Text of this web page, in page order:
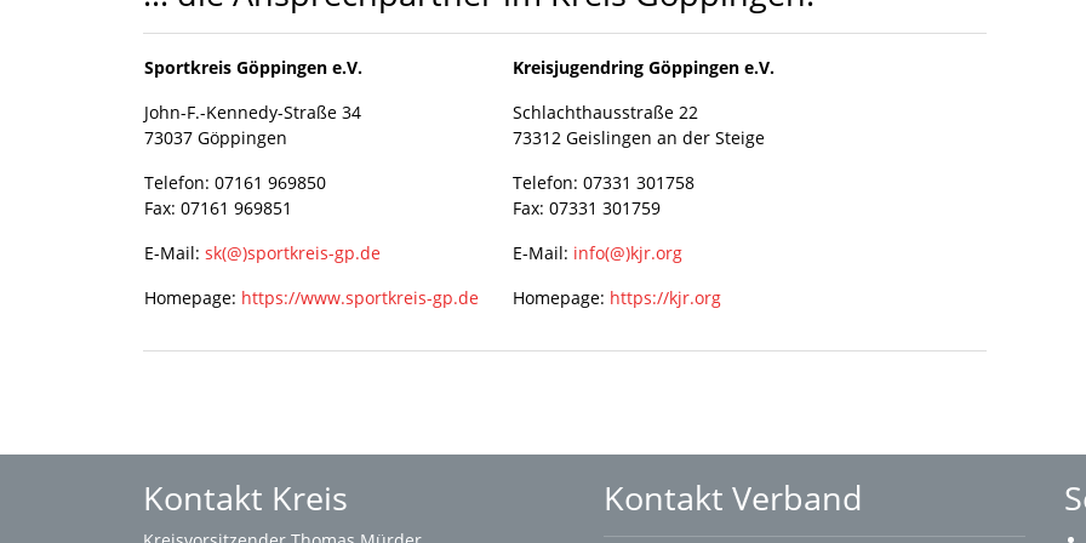
Sportkreis Göppingen e.V.
John-F.-Kennedy-Straße 34
73037 Göppingen
Telefon: 07161 969850
Fax: 07161 969851
E-Mail: sk(@)sportkreis-gp.de
Homepage: https://www.sportkreis-gp.de
Kreisjugendring Göppingen e.V.
Schlachthausstraße 22
73312 Geislingen an der Steige
Telefon: 07331 301758
Fax: 07331 301759
E-Mail: info(@)kjr.org
Homepage: https://kjr.org
Kontakt Kreis Kontakt Verband